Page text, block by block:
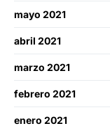
mayo 2021
abril 2021
marzo 2021
febrero 2021
enero 2021